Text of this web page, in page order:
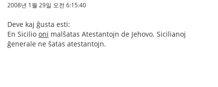
2008년 1월 29일 오전 6:15:40
Deve kaj ĝusta esti:
En Sicilio oni malŝatas Atestantojn de Jehovo. Sicilianoj
ĝenerale ne ŝatas atestantojn.